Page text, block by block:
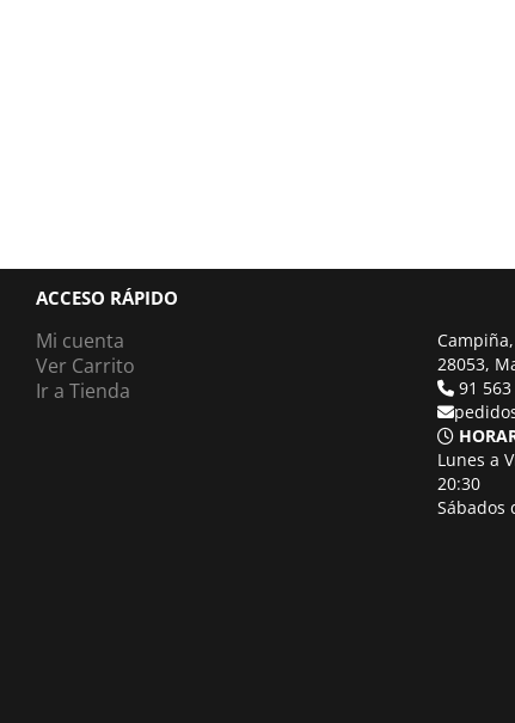
ACCESO RÁPIDO
Mi cuenta
Ver Carrito
Ir a Tienda
28053,
91
Lunes a
20:30
Sábados